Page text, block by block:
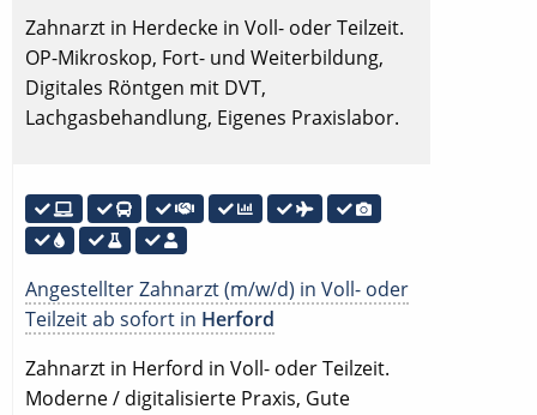
Zahnarzt in Herdecke in Voll- oder Teilzeit.
OP-Mikroskop, Fort- und Weiterbildung,
Digitales Röntgen mit DVT,
Lachgasbehandlung, Eigenes Praxislabor.
Angestellter Zahnarzt (m/w/d) in Voll- oder
Teilzeit ab sofort in Herford
Zahnarzt in Herford in Voll- oder Teilzeit.
Moderne / digitalisierte Praxis, Gute